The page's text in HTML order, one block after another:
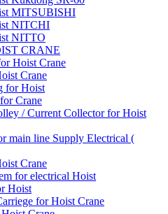
MITSUBISHI
NITCHI
NITTO
CRANE
Hoist Crane
Crane
for Hoist
Crane
/ Current Collector for Hoist
main line Supply Electrical (
Crane
for electrical Hoist
Hoist
for Hoist Crane